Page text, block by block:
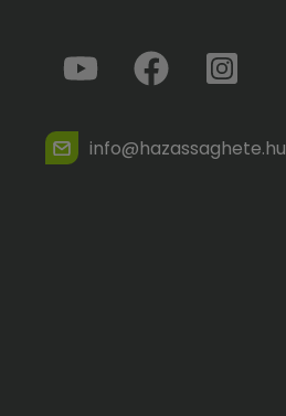
info@hazassaghete.hu